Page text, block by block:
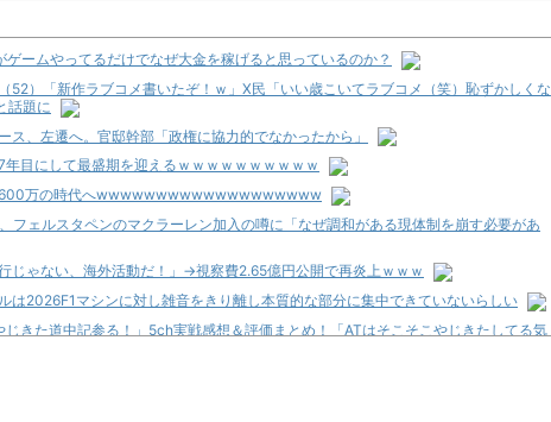
ゲームやってるだけでなぜ大金を稼げると思っているのか？
52）「新作ラブコメ書いたぞ！ｗ」X民「いい歳こいてラブコメ（笑）恥ずかしくな
話題に
ス、左遷へ。官邸幹部「政権に協力的でなかったから」
年目にして最盛期を迎えるｗｗｗｗｗｗｗｗｗｗ
600万の時代へwwwwwwwwwwwwwwwwwww
フェルスタペンのマクラーレン加入の噂に「なぜ調和がある現体制を崩す必要があ
じゃない、海外活動だ！」→視察費2.65億円公開で再炎上ｗｗｗ
は2026F1マシンに対し雑音をきり離し本質的な部分に集中できていないらしい
じきた道中記参る！」5ch実戦感想＆評価まとめ！「ATはそこそこやじきたしてる気